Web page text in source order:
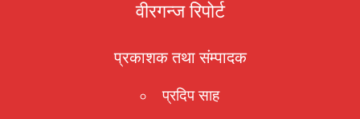
वीरगन्ज रिपोर्ट
प्रकाशक तथा संम्पादक
प्रदिप साह